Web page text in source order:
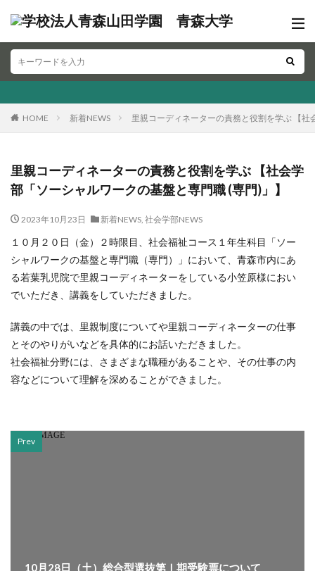
HOME 新着NEWS 里親コーディネーターの責務と役割を学ぶ 【
里親コーディネーターの責務と役割を学ぶ 【社会学
部「ソーシャルワークの基盤と専門職 (専門)」】
2023年10月23日 新着NEWS, 社会学部NEWS
１０月２０日（金）２時限目、社会福祉コース１年生科目「ソー
シャルワークの基盤と専門職（専門）」において、青森市内にあ
る若葉乳児院で里親コーディネーターをしている小笠原様におい
でいただき、講義をしていただきました。
講義の中では、里親制度についてや里親コーディネーターの仕事
とそのやりがいなどを具体的にお話いただきました。
社会福祉分野には、さまざまな職種があることや、その仕事の内
容などについて理解を深めることができました。
Prev
10月28日（土）総合型選抜第Ⅰ期受験票について